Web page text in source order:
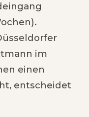
im
einen
entscheidet